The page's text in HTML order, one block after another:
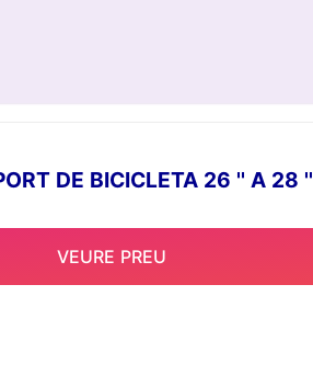
DE BICICLETA 26 '' A 28 ''
VEURE PREU